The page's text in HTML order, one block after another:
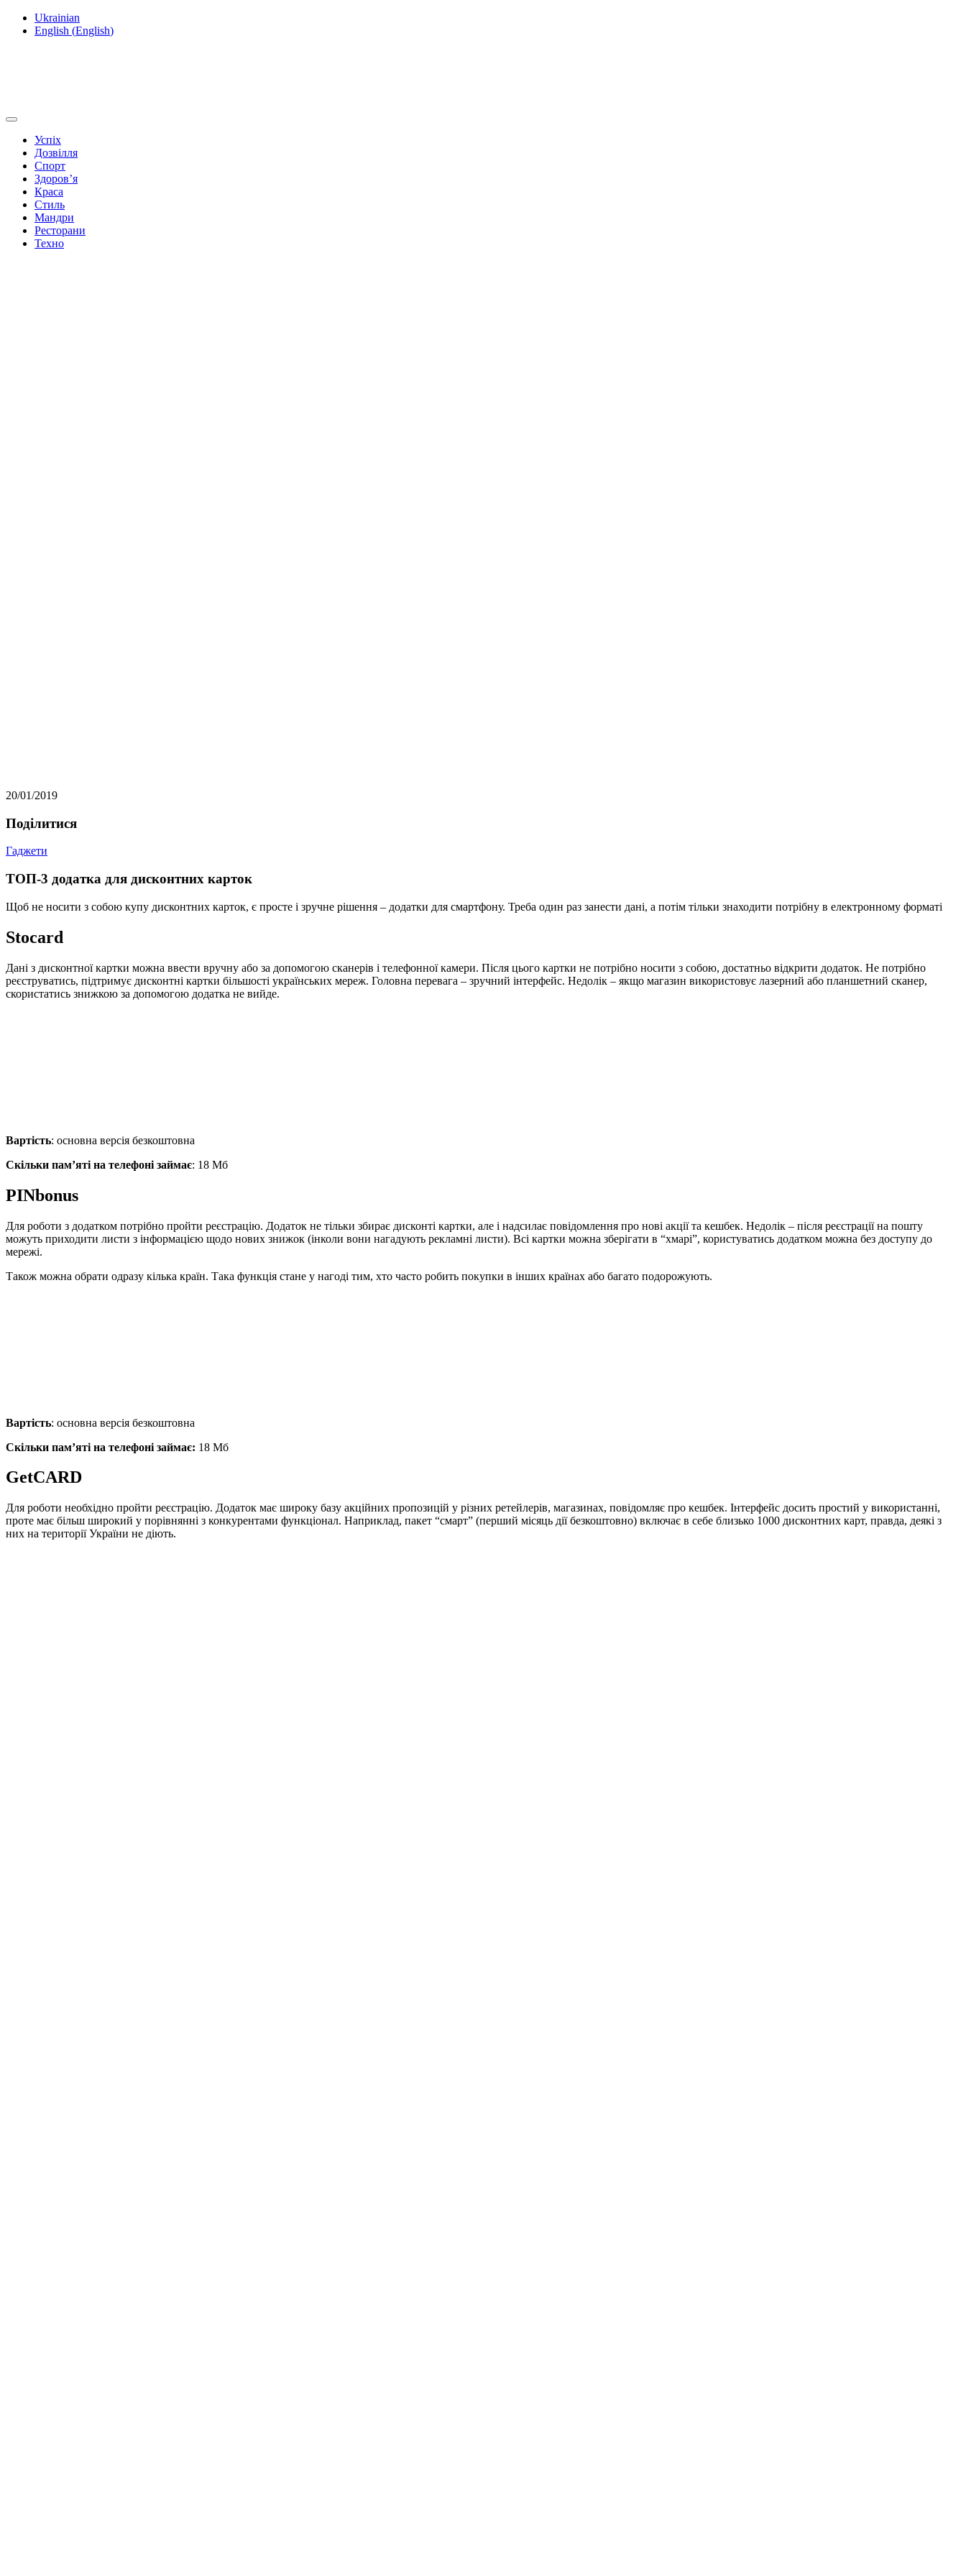
Ukrainian
English (English)
Успіх
Дозвілля
Спорт
Здоров’я
Краса
Стиль
Мандри
Ресторани
Техно
20/01/2019
Подiлитися
Гаджети
ТОП-3 додатка для дисконтних карток
Щоб не носити з собою купу дисконтних карток, є просте і зручне рішення – додатки для смартфону. Треба один раз занести дані, а потім тільки знаходити потрібну в електронному форматі
Stocard
Дані з дисконтної картки можна ввести вручну або за допомогою сканерів і телефонної камери. Після цього картки не потрібно носити з собою, достатньо відкрити додаток. Не потрібно
реєструватись, підтримує дисконтні картки більшості українських мереж. Головна перевага – зручний інтерфейс. Недолік – якщо магазин використовує лазерний або планшетний сканер,
скористатись знижкою за допомогою додатка не вийде.
Вартість: основна версія безкоштовна
Скільки пам’яті на телефоні займає: 18 Мб
PINbonus
Для роботи з додатком потрібно пройти реєстрацію. Додаток не тільки збирає дисконті картки, але і надсилає повідомлення про нові акції та кешбек. Недолік – після реєстрації на пошту
можуть приходити листи з інформацією щодо нових знижок (інколи вони нагадують рекламні листи). Всі картки можна зберігати в “хмарі”, користуватись додатком можна без доступу до
мережі.
Також можна обрати одразу кілька країн. Така функція стане у нагоді тим, хто часто робить покупки в інших країнах або багато подорожують.
Вартість: основна версія безкоштовна
Скільки пам’яті на телефоні займає: 18 Мб
GetCARD
Для роботи необхідно пройти реєстрацію. Додаток має широку базу акційних пропозицій у різних ретейлерів, магазинах, повідомляє про кешбек. Інтерфейс досить простий у використанні,
проте має більш широкий у порівнянні з конкурентами функціонал. Наприклад, пакет “смарт” (перший місяць дії безкоштовно) включає в себе близько 1000 дисконтних карт, правда, деякі з
них на території України не діють.